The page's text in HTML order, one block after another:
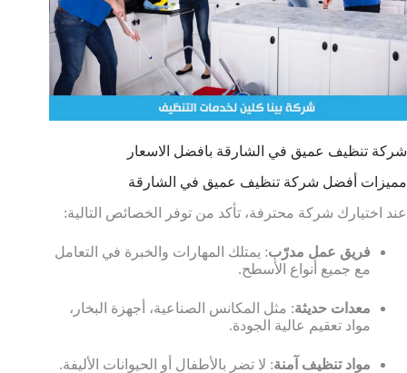
شركة تنظيف عميق في الشارقة بافضل الاسعار
مميزات أفضل شركة تنظيف عميق في الشارقة
عند اختيارك شركة محترفة، تأكد من توفر الخصائص التالية:
فريق عمل مدرّب: يمتلك المهارات والخبرة في التعامل
مع جميع أنواع الأسطح.
معدات حديثة: مثل المكانس الصناعية، أجهزة البخار،
مواد تعقيم عالية الجودة.
مواد تنظيف آمنة: لا تضر بالأطفال أو الحيوانات الأليفة.